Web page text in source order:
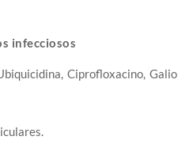
infecciosos
Ciprofloxacino, Galio